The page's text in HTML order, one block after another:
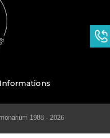
Informations
1988 - 2026